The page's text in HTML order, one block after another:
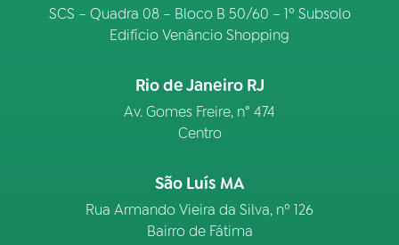
SCS – Quadra 08 – Bloco B 50/60 – 1º Subsolo
Edifício Venâncio Shopping
Rio de Janeiro RJ
Av. Gomes Freire, n° 474
Centro
São Luís MA
Rua Armando Vieira da Silva, nº 126
Bairro de Fátima